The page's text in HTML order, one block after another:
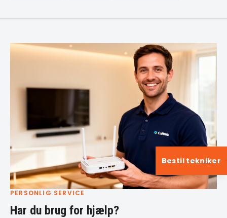
PERSONLIG SERVICE
Har du brug for hjælp?
Bestil tekniker